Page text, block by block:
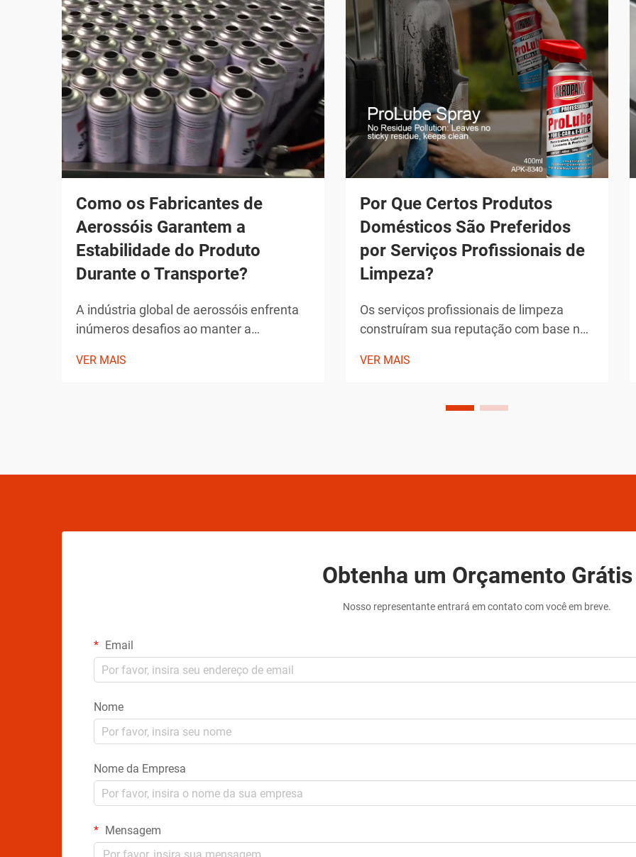
Como os Fabricantes de
Aerossóis Garantem a
Estabilidade do Produto
Durante o Transporte?
A indústria global de aerossóis enfrenta
inúmeros desafios ao manter a
transporte. Desde flutuações de
VER MAIS
Por Que Certos Produtos
Domésticos São Preferidos
por Serviços Profissionais de
Limpeza?
Os serviços profissionais de limpeza
construíram sua reputação com base na
superam os padrões típicos de limpeza
não são seleções arbitrárias, mas
VER MAIS
Obtenha um Orçamento Grátis
Nosso representante entrará em contato com você em breve.
Email
Nome
Nome da Empresa
Mensagem